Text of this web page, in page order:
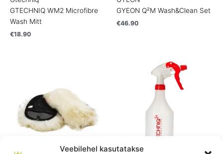
Veebilehel kasutatakse
GTECHNIQ WM2 Microfibre
Wash Mitt
€18.90
GYEON Q²M Wash&Clean Set
€46.90